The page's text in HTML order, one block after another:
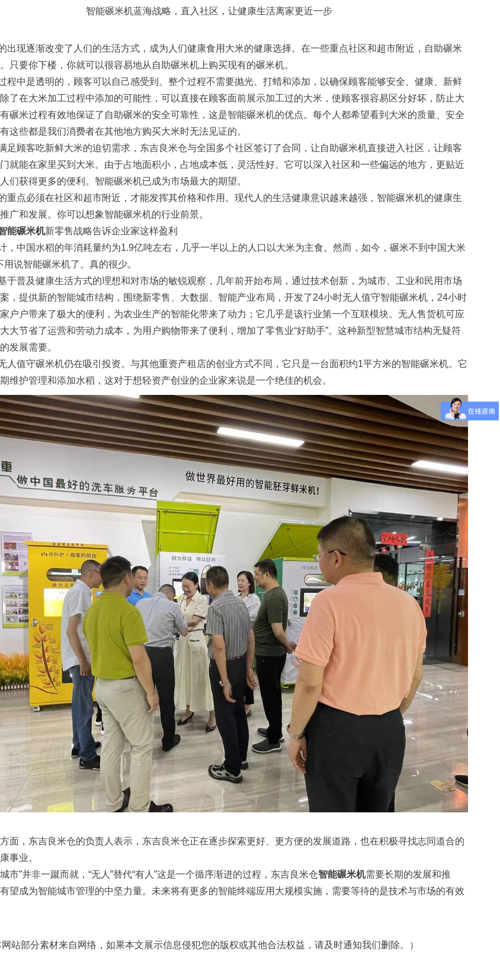
智能碾米机蓝海战略，直入社区，让健康生活离家更近一步
现逐渐改变了人们的生活方式，成为人们健康食用大米的健康选择。在一些重点社区和超市附近，自助碾米
只要你下楼，你就可以很容易地从自助碾米机上购买现有的碾米机。
中是透明的，顾客可以自己感受到。整个过程不需要抛光、打蜡和添加，以确保顾客能够安全、健康、新鲜
了在大米加工过程中添加的可能性，可以直接在顾客面前展示加工过的大米，使顾客很容易区分好坏，防止大
碾米过程有效地保证了自助碾米的安全可靠性，这是智能碾米机的优点。每个人都希望看到大米的质量、安全
这些都是我们消费者在其他地方购买大米时无法见证的。
顾客吃新鲜大米的迫切需求，东吉良米仓与全国多个社区签订了合同，让自助碾米机直接进入社区，让顾客
就能在家里买到大米。由于占地面积小，占地成本低，灵活性好。它可以深入社区和一些偏远的地方，更贴近
们获得更多的便利。智能碾米机已成为市场最大的期望。
点必须在社区和超市附近，才能发挥其价格和作用。现代人的生活健康意识越来越强，智能碾米机的健康生
广和发展。你可以想象智能碾米机的行业前景。
能碾米机新零售战略告诉企业家这样盈利
中国水稻的年消耗量约为1.9亿吨左右，几乎一半以上的人口以大米为主食。然而，如今，碾米不到中国大米
说智能碾米机了。真的很少。
普及健康生活方式的理想和对市场的敏锐观察，几年前开始布局，通过技术创新，为城市、工业和民用市场
，提供新的智能城市结构，围绕新零售、大数据、智能产业布局，开发了24小时无人值守智能碾米机，24小时
户户带来了极大的便利，为农业生产的智能化带来了动力；它几乎是该行业第一个互联模块。无人售货机可应
大节省了运营和劳动力成本，为用户购物带来了便利，增加了零售业“好助手”。这种新型智慧城市结构无疑符
发展需要。
值守碾米机仍在吸引投资。与其他重资产租店的创业方式不同，它只是一台面积约1平方米的智能碾米机。它
维护管理和添加水稻，这对于想轻资产创业的企业家来说是一个绝佳的机会。
，东吉良米仓的负责人表示，东吉良米仓正在逐步探索更好、更方便的发展道路，也在积极寻找志同道合的
事业。
”并非一蹴而就，“无人”替代“有人”这是一个循序渐进的过程，东吉良米仓智能碾米机需要长期的发展和推
望成为智能城市管理的中坚力量。未来将有更多的智能终端应用大规模实施，需要等待的是技术与市场的有效
网站部分素材来自网络，如果本文展示信息侵犯您的版权或其他合法权益，请及时通知我们删除。）